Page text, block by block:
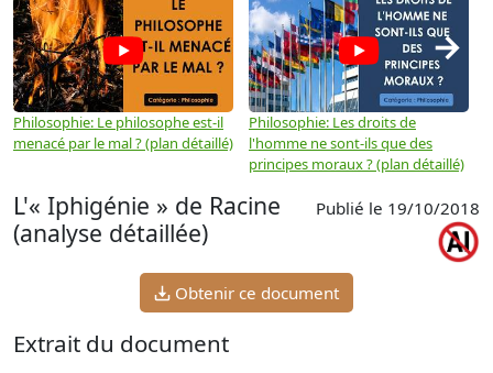
Philosophie: Le philosophe est-il
menacé par le mal ? (plan détaillé)
Philosophie: Les droits de
l'homme ne sont-ils que des
principes moraux ? (plan détaillé)
→
L'« Iphigénie » de Racine
(analyse détaillée)
Publié le 19/10/2018
Obtenir ce document
Extrait du document